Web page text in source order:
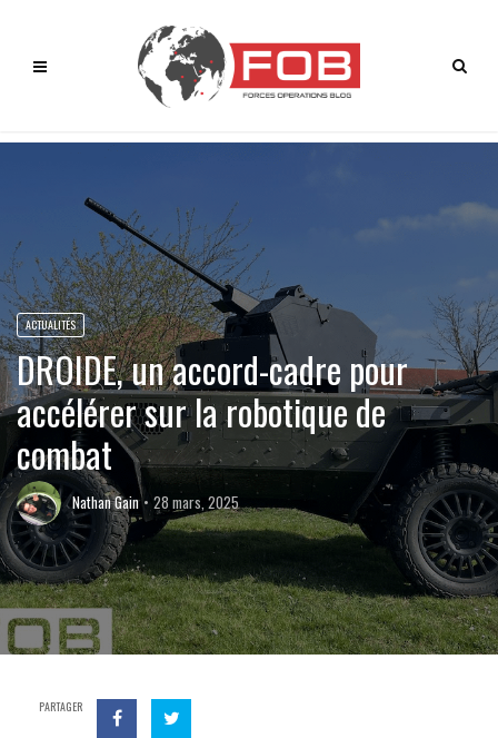
ACTUALITÉS
DROIDE, un accord-cadre pour
accélérer sur la robotique de
combat
Nathan Gain 28 mars, 2025
PARTAGER